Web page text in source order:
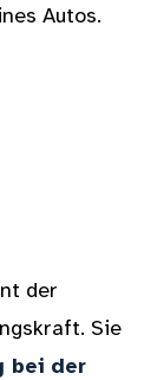
Autos.
der
Sie
bei der